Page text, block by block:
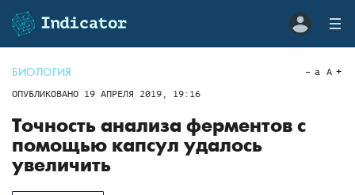
БИОЛОГИЯ
ОПУБЛИКОВАНО 19 АПРЕЛЯ 2019, 19:16
a A
Точность анализа ферментов с
помощью капсул удалось
увеличить